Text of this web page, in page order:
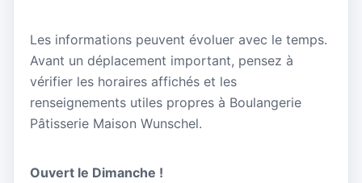
Les informations peuvent évoluer avec le temps.
Avant un déplacement important, pensez à
vérifier les horaires affichés et les
renseignements utiles propres à Boulangerie
Pâtisserie Maison Wunschel.
Ouvert le Dimanche !